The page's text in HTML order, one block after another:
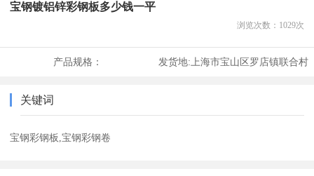
宝钢镀铝锌彩钢板多少钱一平
浏览次数： 1029次
产品规格： 发货地: 上海市宝山区罗店镇联合村
关键词
宝钢彩钢板,宝钢彩钢卷